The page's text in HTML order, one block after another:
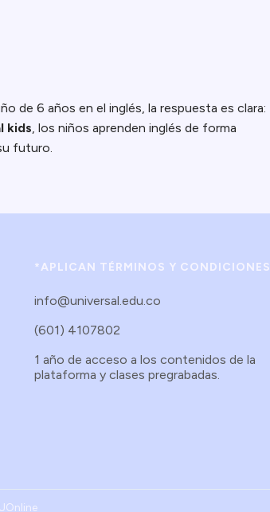
de 6 años en el inglés, la respuesta es clara:
kids, los niños aprenden inglés de forma
futuro.
*APLICAN TÉRMINOS Y CONDICIONES
info@universal.edu.co
(601) 4107802
1 año de acceso a los contenidos de la
plataforma y clases pregrabadas.